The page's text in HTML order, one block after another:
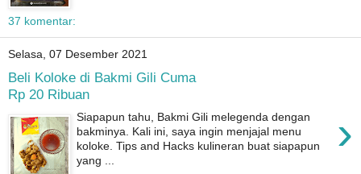
37 komentar:
Selasa, 07 Desember 2021
Beli Koloke di Bakmi Gili Cuma
Rp 20 Ribuan
›
Siapapun tahu, Bakmi Gili melegenda dengan
bakminya. Kali ini, saya ingin menjajal menu
koloke. Tips and Hacks kulineran buat siapapun
yang ...